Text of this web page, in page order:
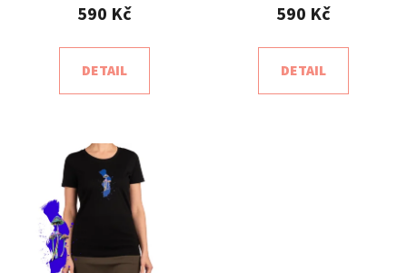
590 Kč
DETAIL
590 Kč
DETAIL